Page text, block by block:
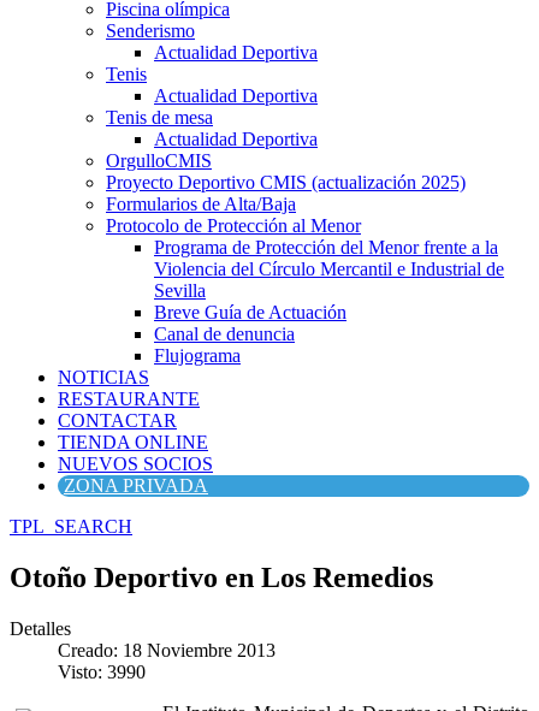
Piscina olímpica
Senderismo
Actualidad Deportiva
Tenis
Actualidad Deportiva
Tenis de mesa
Actualidad Deportiva
OrgulloCMIS
Proyecto Deportivo CMIS (actualización 2025)
Formularios de Alta/Baja
Protocolo de Protección al Menor
Programa de Protección del Menor frente a la
Violencia del Círculo Mercantil e Industrial de
Sevilla
Breve Guía de Actuación
Canal de denuncia
Flujograma
NOTICIAS
RESTAURANTE
CONTACTAR
TIENDA ONLINE
NUEVOS SOCIOS
ZONA PRIVADA
TPL_SEARCH
Otoño Deportivo en Los Remedios
Detalles
Creado: 18 Noviembre 2013
Visto: 3990